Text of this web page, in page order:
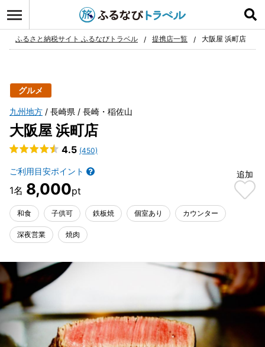
お気に入り
ふるさと納税サイト ふるなびトラベル 提携店一覧 大阪屋 浜町店
グルメ
九州地方 長崎県 長崎・稲佐山
大阪屋 浜町店
4.5 (450)
ご利用目安ポイント
8,000
追加
和食 子供可 鉄板焼 個室あり カウンター
深夜営業 焼肉